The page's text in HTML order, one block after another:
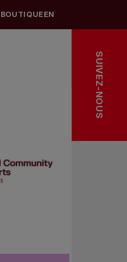
BOUTIQUEEN
SUIVEZ-NOUS